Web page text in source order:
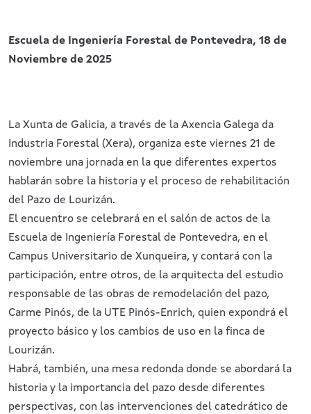
Escuela de Ingeniería Forestal de Pontevedra, 18 de
Noviembre de 2025
La Xunta de Galicia, a través de la Axencia Galega da
Industria Forestal (Xera), organiza este viernes 21 de
noviembre una jornada en la que diferentes expertos
hablarán sobre la historia y el proceso de rehabilitación
del Pazo de Lourizán.
El encuentro se celebrará en el salón de actos de la
Escuela de Ingeniería Forestal de Pontevedra, en el
Campus Universitario de Xunqueira, y contará con la
participación, entre otros, de la arquitecta del estudio
responsable de las obras de remodelación del pazo,
Carme Pinós, de la UTE Pinós-Enrich, quien expondrá el
proyecto básico y los cambios de uso en la finca de
Lourizán.
Habrá, también, una mesa redonda donde se abordará la
historia y la importancia del pazo desde diferentes
perspectivas, con las intervenciones del catedrático de